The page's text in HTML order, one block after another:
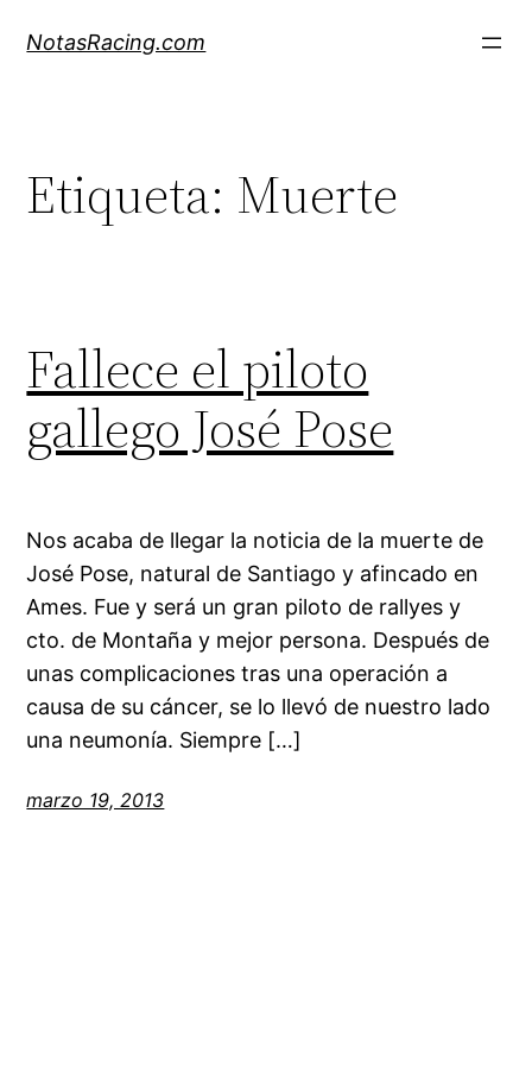
NotasRacing.com
Etiqueta: Muerte
Fallece el piloto
gallego José Pose
Nos acaba de llegar la noticia de la muerte de
José Pose, natural de Santiago y afincado en
Ames. Fue y será un gran piloto de rallyes y
cto. de Montaña y mejor persona. Después de
unas complicaciones tras una operación a
causa de su cáncer, se lo llevó de nuestro lado
una neumonía. Siempre […]
marzo 19, 2013